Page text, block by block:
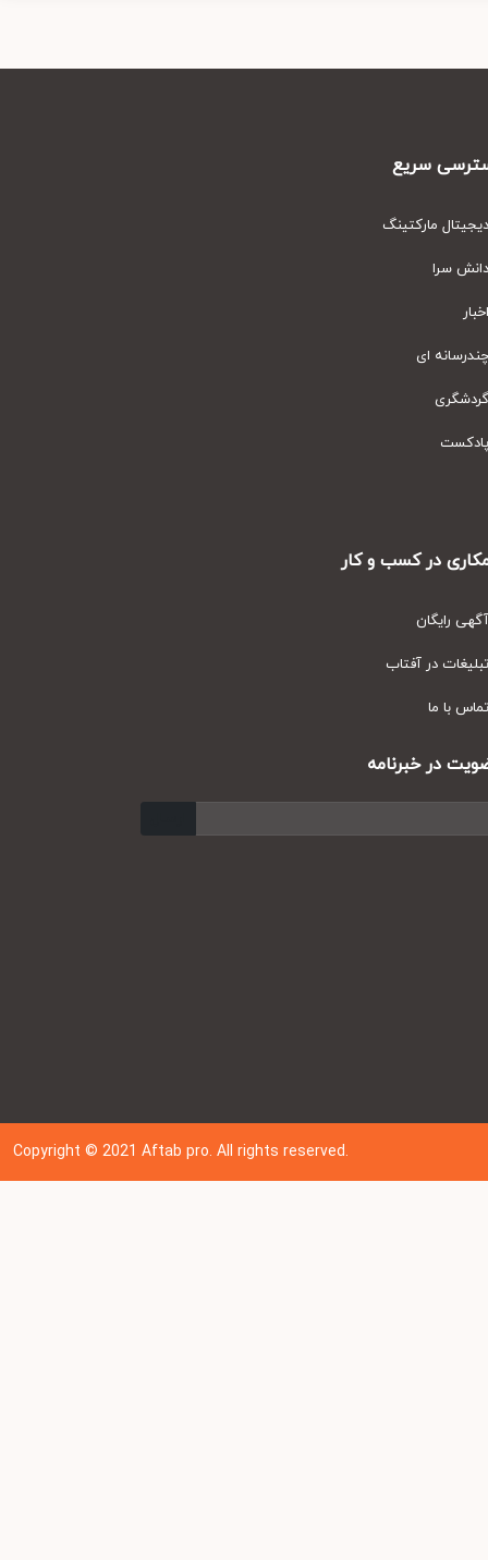
سریع
مارکتینگ
سرا
ای
در کسب و کار
رایگان
در آفتاب
با ما
در خبرنامه
Copyright © 202 1Aftab pro. All rights reserved.